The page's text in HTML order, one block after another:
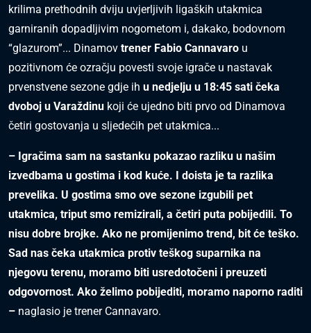
krilima prethodnih dviju uvjerljivih ligaških utakmica
garniranih dopadljivim nogometom i, dakako, bodovnom
“glazurom”... Dinamov trener Fabio Cannavaro u
pozitivnom će ozračju povesti svoje igrače u nastavak
prvenstvene sezone gdje ih u nedjelju u 18:45 sati čeka
dvoboj u Varaždinu koji će ujedno biti prvo od Dinamova
četiri gostovanja u sljedećih pet utakmica...
– Igračima sam na sastanku pokazao razliku u našim
izvedbama u gostima i kod kuće. I doista je ta razlika
prevelika. U gostima smo ove sezone izgubili pet
utakmica, triput smo remizirali, a četiri puta pobijedili. To
nisu dobre brojke. Ako ne promijenimo trend, bit će teško.
Sad nas čeka utakmica protiv teškog suparnika na
njegovu terenu, moramo biti usredotočeni i preuzeti
odgovornost. Ako želimo pobijediti, moramo naporno raditi
– naglasio je trener Cannavaro.